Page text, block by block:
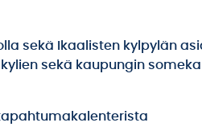
sekä Ikaalisten kylpylän
sekä kaupungin